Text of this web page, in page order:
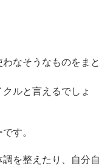
なそうなものをまと
ルと言えるでしょ
す。
を整えたり、自分自